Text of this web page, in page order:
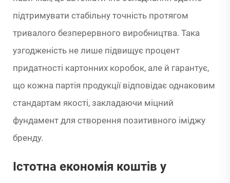
підтримувати стабільну точність протягом
тривалого безперервного виробництва. Така
узгодженість не лише підвищує процент
придатності картонних коробок, але й гарантує,
що кожна партія продукції відповідає однаковим
стандартам якості, закладаючи міцний
фундамент для створення позитивного іміджу
бренду.
Істотна економія коштів у